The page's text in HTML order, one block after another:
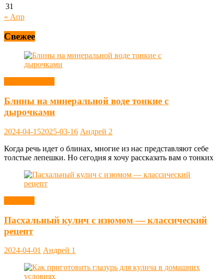
31
« Апр
Свежее
Блины на минеральной воде тонкие с
дырочками
2024-04-152025-03-16 Андрей 2
Когда речь идет о блинах, многие из нас представляют себе
толстые лепешки. Но сегодня я хочу рассказать вам о тонких
Пасхальный кулич с изюмом — классический
рецепт
2024-04-01 Андрей 1